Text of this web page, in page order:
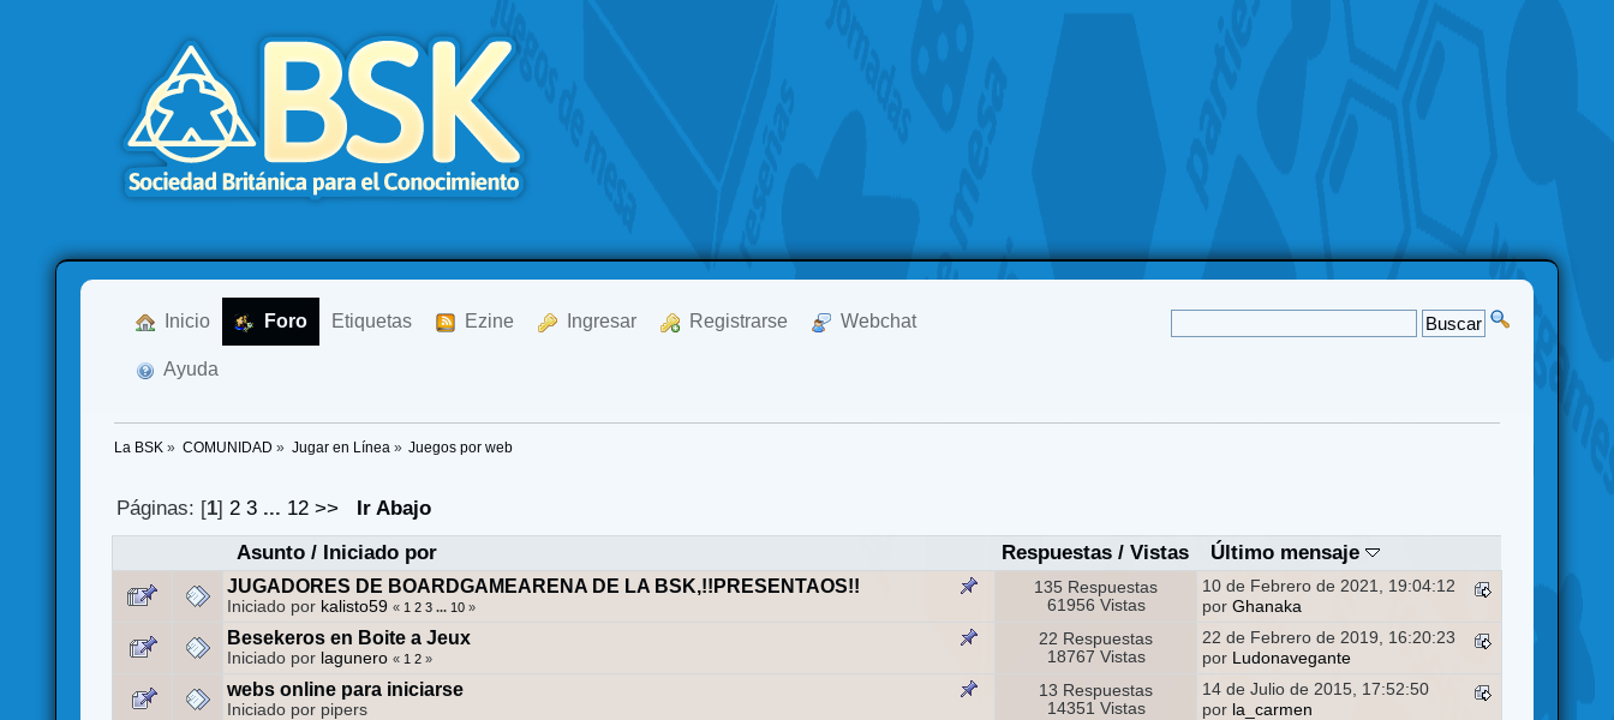
Inicio Foro Etiquetas Ezine Ingresar Registrarse Webchat
Ayuda
La BSK » COMUNIDAD » Jugar en Línea » Juegos por web
Páginas: [1] 2 3 ... 12 >>
Ir Abajo
Asunto/ Iniciado por Respuestas /Vistas Último mensaje
JUGADORES DE BOARDGAMEARENA DE LA BSK,!!PRESENTAOS!!
Iniciado por kalisto59 « 1 2 3 ... 10 »
135 Respuestas
61956 Vistas
10 de Febrero de 2021, 19:04:12
porGhanaka
Besekeros en Boite a Jeux
Iniciado por lagunero « 1 2 »
22 Respuestas
18767 Vistas
22 de Febrero de 2019, 16:20:23
por
Ludonavegante
webs online para iniciarse
Iniciado por pipers
13 Respuestas
14351 Vistas
14 de Julio de 2015, 17:52:50
por la_carmen